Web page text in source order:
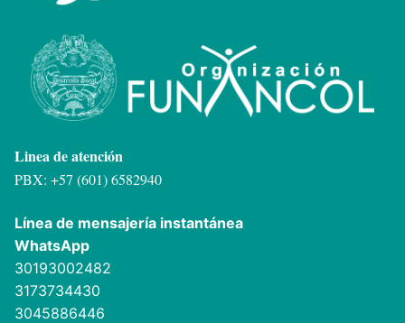
Linea de atención
PBX: +57 (601) 6582940
Línea de mensajería instantánea
WhatsApp
30193002482
3173734430
3045886446